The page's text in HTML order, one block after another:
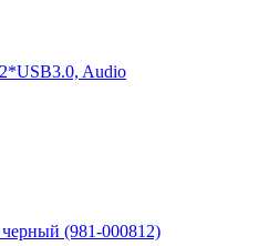
Audio
(981-000812)